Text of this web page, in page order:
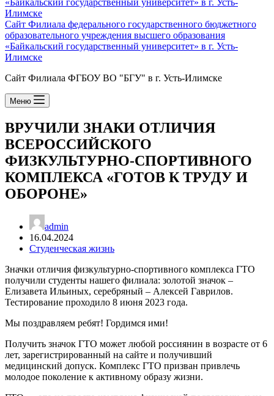
Сайт Филиала федерального государственного бюджетного
образовательного учреждения высшего образования
«Байкальский государственный университет» в г. Усть-
Илимске
Сайт Филиала ФГБОУ ВО "БГУ" в г. Усть-Илимске
Меню
ВРУЧИЛИ ЗНАКИ ОТЛИЧИЯ
ВСЕРОССИЙСКОГО
ФИЗКУЛЬТУРНО-СПОРТИВНОГО
КОМПЛЕКСА «ГОТОВ К ТРУДУ И
ОБОРОНЕ»
admin
16.04.2024
Студенческая жизнь
Значки отличия физкультурно-спортивного комплекса ГТО
получили студенты нашего филиала: золотой значок –
Елизавета Ильиных, серебряный – Алексей Гаврилов.
Тестирование проходило 8 июня 2023 года.
Мы поздравляем ребят! Гордимся ими!
Получить значок ГТО может любой россиянин в возрасте от 6
лет, зарегистрированный на сайте и получивший
медицинский допуск. Комплекс ГТО призван привлечь
молодое поколение к активному образу жизни.